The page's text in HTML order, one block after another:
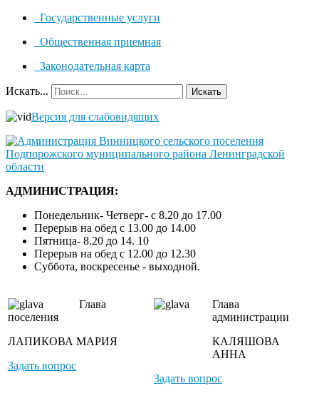
Государственные услуги
Общественная приемная
Законодательная карта
Искать... Искать
Версия для слабовидящих
АДМИНИСТРАЦИЯ:
Понедельник- Четверг- с 8.20 до 17.00
Перерыв на обед с 13.00 до 14.00
Пятница- 8.20 до 14. 10
Перерыв на обед с 12.00 до 12.30
Суббота, воскресенье - выходной.
Глава
поселения
ЛАПИКОВА МАРИЯ
Задать вопрос
Глава
администрации
КАЛЯШОВА
АННА
Задать вопрос